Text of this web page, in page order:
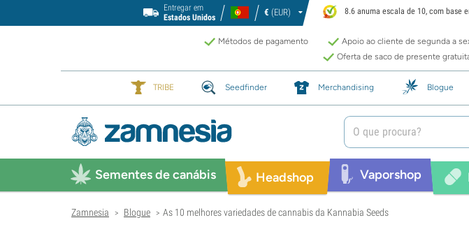
Entregar em
Estados Unidos
€ (EUR) 8.6 anuma escala de 10, com base
Métodos de pagamento Apoio ao cliente de segunda a
Oferta de saco de presente
TRIBE Seedfinder Merchandising Blogue
Sementes de canábis Headshop Vaporshop
Zamnesia > Blogue > As 10 melhores variedades de cannabis da Kannabia Seeds